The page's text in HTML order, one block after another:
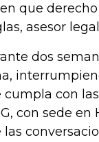
que
asesor
dos
cumpla con
con sede
las